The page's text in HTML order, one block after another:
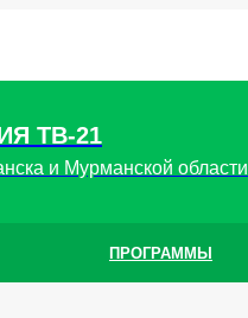
ТВ-21
и Мурманской области
ПРОГРАММЫ